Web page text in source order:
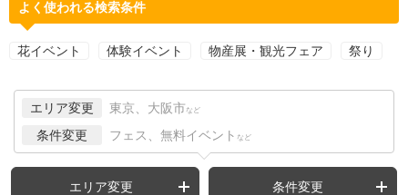
よく使われる検索条件
花イベント 体験イベント 物産展・観光フェア 祭り
エリア変更 東京、大阪市 など
条件変更 フェス、無料イベント など
エリア変更 条件変更